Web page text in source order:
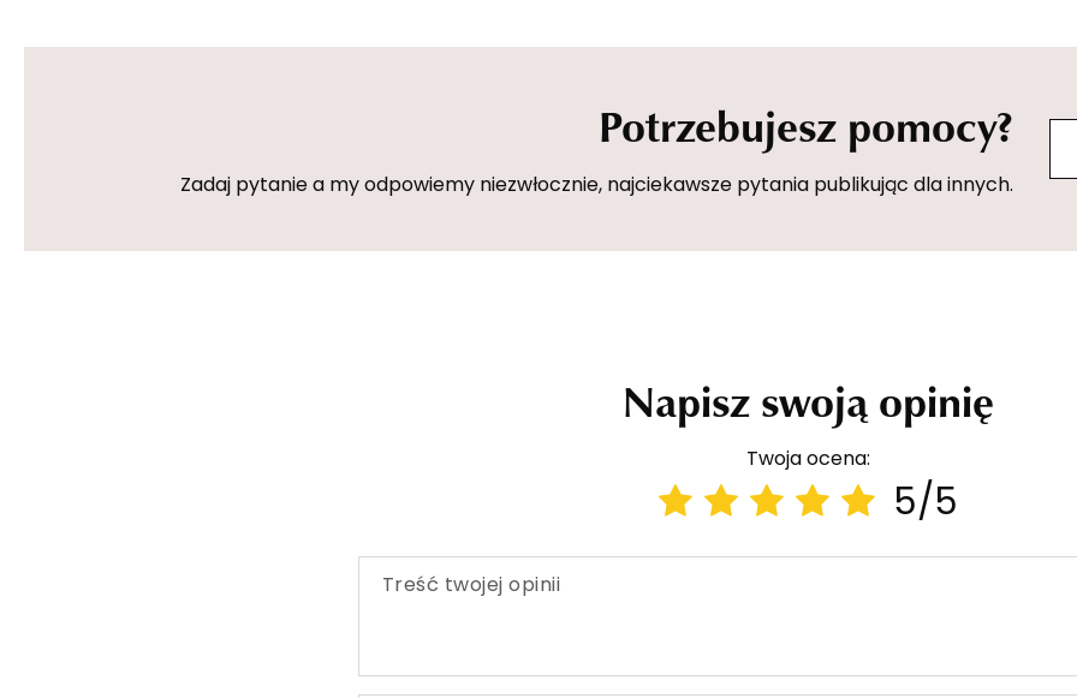
Potrzebujesz pomocy?
Zadaj pytanie a my odpowiemy niezwłocznie, najciekawsze pytania publikując dla innych.
Napisz swoją opinię
Twoja ocena:
5/5
Treść twojej opinii